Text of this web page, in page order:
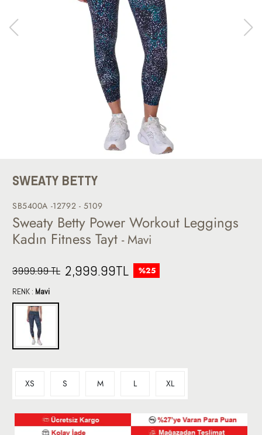
SWEATY BETTY
SB5400A -12792 - 5109
Sweaty Betty Power Workout Leggings
Kadın Fitness Tayt - Mavi
3999.99 TL 2,999.99TL %25
RENK : Mavi
XS S M L XL